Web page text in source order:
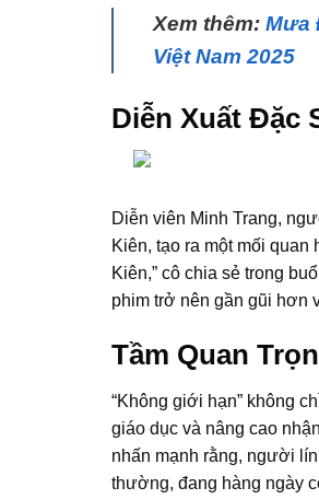
Xem thêm: Mưa
Việt Nam 2025
Diễn Xuất Đặc
Diễn viên Minh Trang,
Kiên, tạo ra một mối quan
Kiên,” cô chia sẻ trong
phim trở nên gần gũi hơn
Tầm Quan
“Không giới hạn” không
giáo dục và nâng cao
nhấn mạnh rằng, người
thường, đang hàng ngày